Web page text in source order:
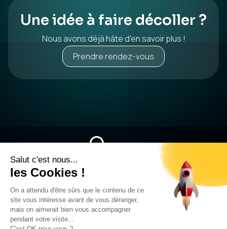
Une idée à faire décoller ?
Nous avons déjà hâte d’en savoir plus !
Prendre rendez-vous
04 58 00 50 08
545 Av. de l’Europe 38330 Montbonnot-Saint-Martin